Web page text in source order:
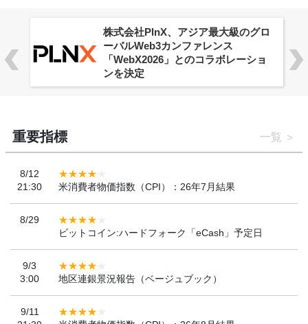
株式会社PlnX、アジア最大級のグロ
ーバルWeb3カンファレンス
「WebX2026」とのコラボレーショ
ンを決定
重要指標 一覧
8/12
21:30
米消費者物価指数（CPI）：26年7月結果
8/29
ビットコイン:ハードフォーク「eCash」予定日
9/3
3:00
地区連銀景況報告（ベージュブック）
9/11